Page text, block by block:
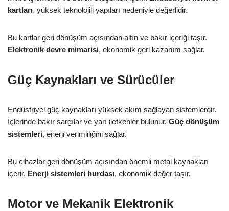
kartları, yüksek teknolojili yapıları nedeniyle değerlidir.
Bu kartlar geri dönüşüm açısından altın ve bakır içeriği taşır.
Elektronik devre mimarisi, ekonomik geri kazanım sağlar.
Güç Kaynakları ve Sürücüler
Endüstriyel güç kaynakları yüksek akım sağlayan sistemlerdir.
İçlerinde bakır sargılar ve yarı iletkenler bulunur. Güç dönüşüm
sistemleri, enerji verimliliğini sağlar.
Bu cihazlar geri dönüşüm açısından önemli metal kaynakları
içerir. Enerji sistemleri hurdası, ekonomik değer taşır.
Motor ve Mekanik Elektronik